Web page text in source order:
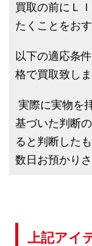
買取の前にＬ
たくことをお
以下の適応条
格で買取致しま
実際に実物を
基づいた判断
ると判断した
数日お預かり
上記アイ